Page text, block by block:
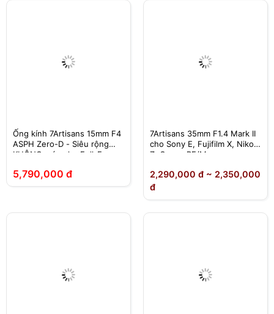
Ống kính 7Artisans 15mm F4
ASPH Zero-D - Siêu rộng
KHÔNG méo cho Full-Frame
5,790,000 đ
7Artisans 35mm F1.4 Mark II
cho Sony E, Fujifilm X, Nikon
Z, Canon RF/M
2,290,000 đ ~ 2,350,000
đ